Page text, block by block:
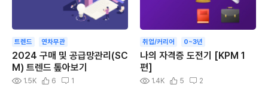
트렌드 연차무관
2024 구매 및 공급망관리(SC
M) 트렌드 톺아보기
1.5K 6 1
취업/커리어 0~3년
나의 자격증 도전기 [KPM 1
편]
1.4K 5 2